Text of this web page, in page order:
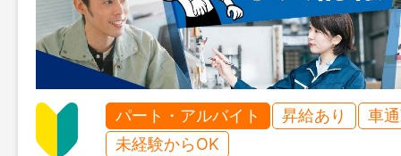
パート・アルバイト 昇給あり
車
未経験からOK